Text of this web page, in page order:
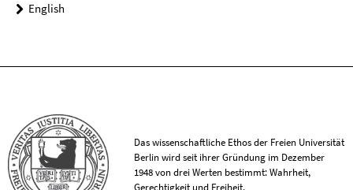
English
Das wissenschaftliche Ethos der Freien Universität
Berlin wird seit ihrer Gründung im Dezember
1948 von drei Werten bestimmt: Wahrheit,
Gerechtigkeit und Freiheit.